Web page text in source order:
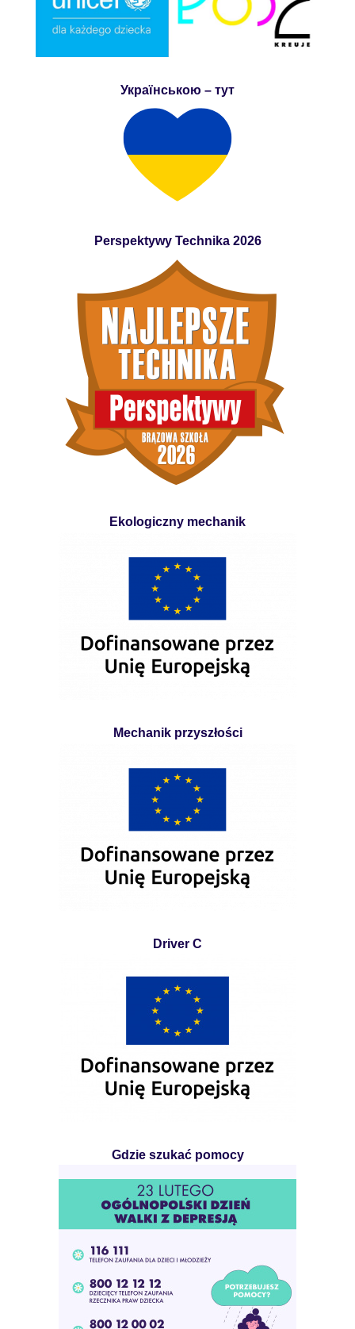
Українською – тут
Perspektywy Technika 2026
Ekologiczny mechanik
Mechanik przyszłości
Driver C
Gdzie szukać pomocy